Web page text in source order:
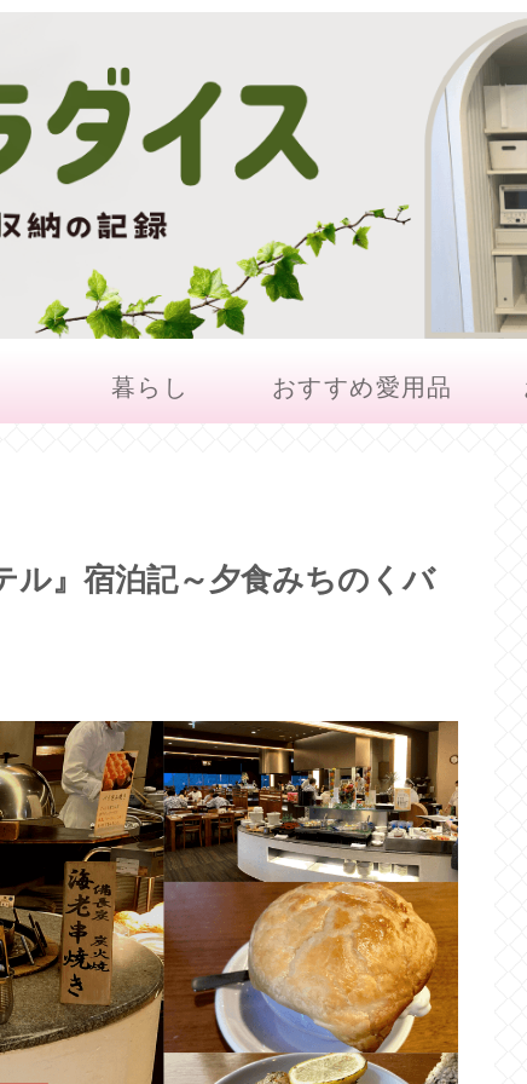
暮らし おすすめ愛用品
』宿泊記～夕食みちのくバ